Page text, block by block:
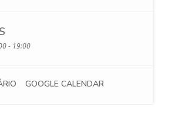
- 19:00
GOOGLE CALENDAR